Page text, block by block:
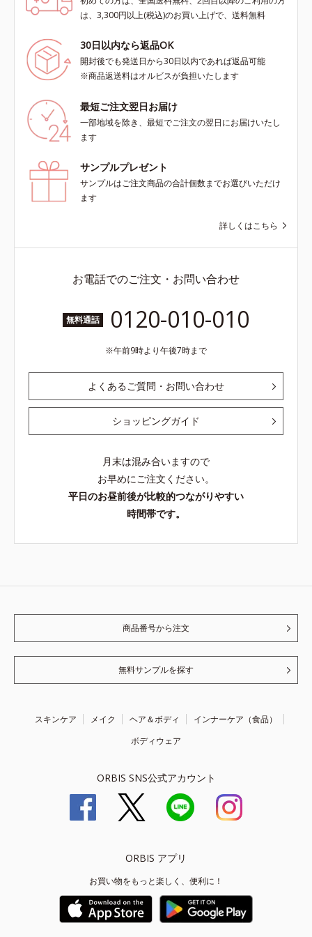
は、3,300円以上(税込)のお買い上げで、送料無料
30日以内なら返品OK
開封後でも発送日から30日以内であれば返品可能
※商品返送料はオルビスが負担いたします
最短ご注文翌日お届け
一部地域を除き、最短でご注文の翌日にお届けいたし
ます
サンプルプレゼント
サンプルはご注文商品の合計個数までお選びいただけ
ます
詳しくはこちら
お電話でのご注文・お問い合わせ
無料通話 0120-010-010
午前9時より午後7時まで
よくあるご質問・お問い合わせ
ショッピングガイド
月末は混み合いますので
お早めにご注文ください。
平日のお昼前後が比較的つながりやすい
時間帯です。
商品番号から注文
無料サンプルを探す
スキンケア メイク ヘア＆ボディ
インナーケア（食品）
ボディウェア
ORBIS SNS公式アカウント
ORBIS アプリ
お買い物をもっと楽しく、便利に！